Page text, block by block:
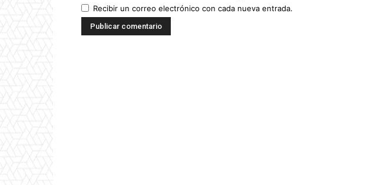
Recibir un correo electrónico con cada nueva entrada.